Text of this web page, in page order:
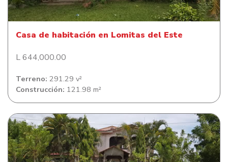
Casa de habitación en Lomitas del Este
L 644,000.00
Terreno: 291.29 v²
Construcción: 121.98 m²